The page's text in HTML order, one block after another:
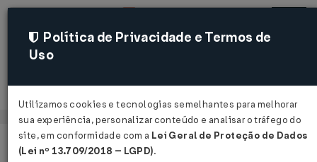
Acessar
Página Inicial Legislações
Política de Privacidade e Termos de
Uso
Utilizamos cookies e tecnologias semelhantes para melhorar
sua experiência, personalizar conteúdo e analisar o tráfego do
site, em conformidade com a Lei Geral de Proteção de Dados
(Lei nº 13.709/2018 – LGPD).